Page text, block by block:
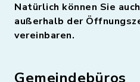
Natürlich können Sie
außerhalb der
vereinbaren.
Gemeindebüros